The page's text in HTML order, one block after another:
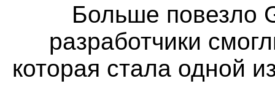
Больше повезло
разработчики
которая стала одной